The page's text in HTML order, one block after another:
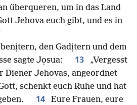
überqueren, um in das Land
Jehova euch gibt, und es in
den Gadịtern und dem
sagte Jọsua:
13
„Vergesst
Diener Jehovas, angeordnet
schenkt euch Ruhe und hat
14
Eure Frauen, eure